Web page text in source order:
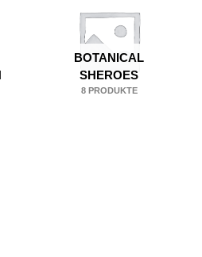
BOTANICAL
SHEROES
8 PRODUKTE